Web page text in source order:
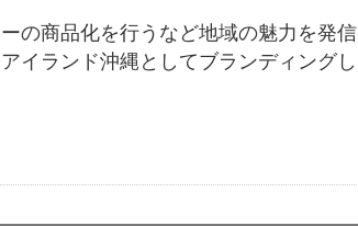
の商品化を行うなど地域の魅力を発信
イランド沖縄としてブランディングし